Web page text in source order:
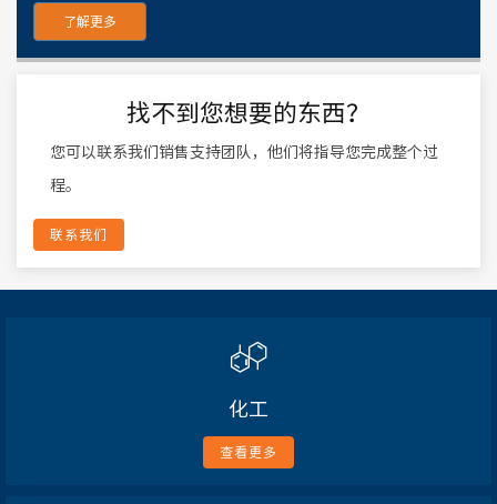
了解更多
找不到您想要的东西？
您可以联系我们销售支持团队，他们将指导您完成整个过
程。
联系我们
化工
查看更多